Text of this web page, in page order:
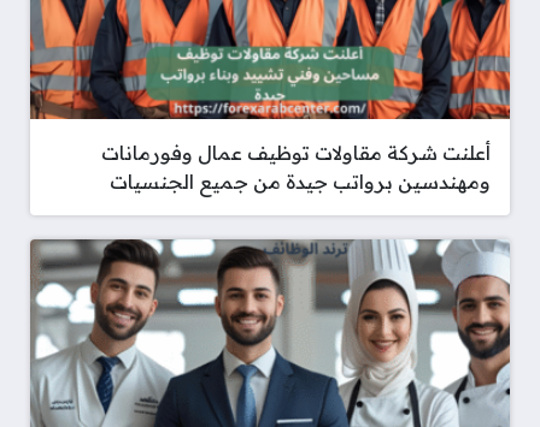
أعلنت شركة مقاولات توظيف عمال وفورمانات
ومهندسين برواتب جيدة من جميع الجنسيات